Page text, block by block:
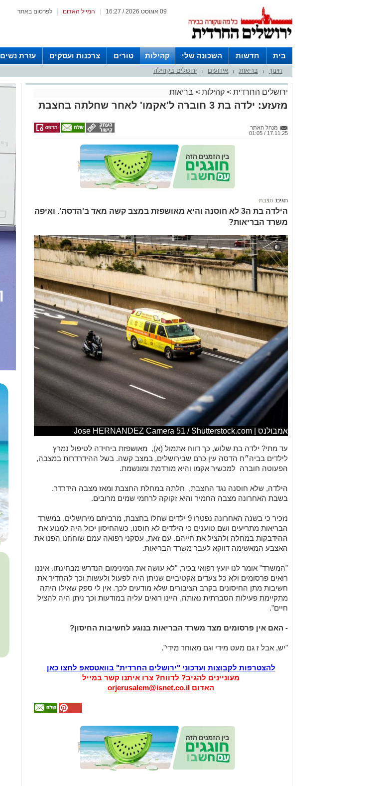
לפרסום באתר המייל האדום 09 אוגוסט 2026 / 16:27
בית חדשות השכונה שלי קהילות טורים צרכנות ועסקים עזרת נשים
חצרות
חינוך בריאות אירועים ירושלים בקהילה
ירושלים החרדית > קהילות > בריאות
מזעזע: ילדה בת 3 חוברה ל'אקמו' לאחר שחלתה בחצבת
מנהל האתר
17.11.25 / 01:05
תגים: חצבת
הילדה בת ה3 לא חוסנה והיא מאושפזת במצב קשה מאד ב'הדסה'. ואיפה
משרד הבריאות?
אמבולנס | Jose HERNANDEZ Camera 51 / Shutterstock.com
עד מתי? ילדה בת שלוש, כך דווח אתמול (א), מאושפזת ביחידה לטיפול נמרץ
לילדים בביה״ח הדסה עין כרם שבירושלים, במצב קשה. בשל ההידרדרות במצבה,
הפעוטה חוברה למכשיר אקמו והיא מורדמת ומונשמת.
הילדה, שלא חוסנה נגד החצבת, חלתה במחלת החצבת ומאז מצבה הידרדר.
בשבת האחרונה מצבה החמיר והיא זקוקה לרחמי שמים מרובים.
נזכיר כי בשנה האחרונה נפטרו 9 ילדים שחלו בחצבת, מרביתם מירושלים. במשרד
הבריאות מתריעים ושם טוענים כי הילדים לא חוסנו, כשהחיסון יכול היה למנוע את
ההידבקות במחלה ולהציל את חייהם. עם זאת, עסקני רפואה עמם שוחחנו הפנו את
האצבע המאשימה דווקא לעבר משרד הבריאות.
"המשרד" אומר לנו יועץ רפואי בכיר, "לא עושה את המינימום הנדרש מבחינתו. איננו
רואים פרסומים ולא כל צעדים אקטיביים שניתן היה לפעול ולעשות וכך להחדיר את
חשיבות מתן החיסונים בקרב הציבורים שלא מודעים לכך. אין לי ספק שאילו היתה
מתקיימת פעילות הסברתית נאותה, היינו רואים עליה במודעות וכך ניתן היה להציל
חיים".
- האם אין פרסומים מצד משרד הבריאות בנוגע לחשיבות החיסון?
"יש, אבל ז גם מעט מידי וגם מאוחר מידי".
להצטרפות לקבוצות ועדכוני "ירושלים החרדית" בוואטסאפ לחצו כאן
מעוניינים להגיב? לדווח? צרו איתנו קשר במייל
האדום orjerusalem@isnet.co.il